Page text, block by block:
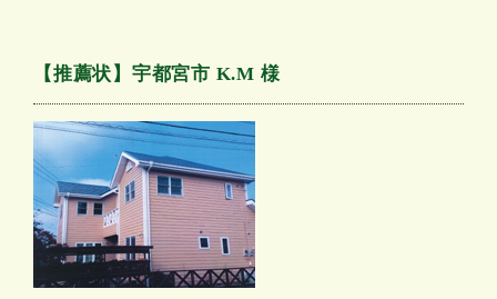
【推薦状】宇都宮市 K.M 様